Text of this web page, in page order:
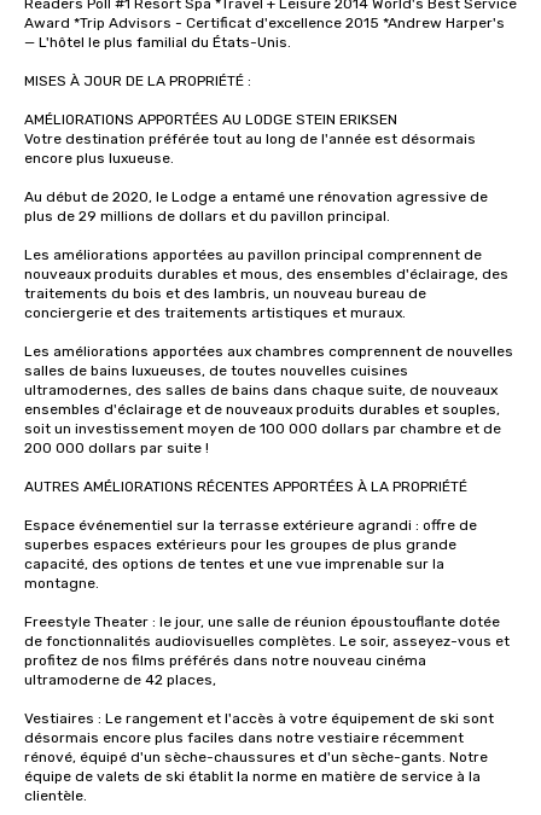
Readers Poll #1 Resort Spa *Travel + Leisure 2014 World's Best Service
Award *Trip Advisors - Certificat d'excellence 2015 *Andrew Harper's
— L'hôtel le plus familial du États-Unis.
MISES À JOUR DE LA PROPRIÉTÉ :
AMÉLIORATIONS APPORTÉES AU LODGE STEIN ERIKSEN
Votre destination préférée tout au long de l'année est désormais
encore plus luxueuse.
Au début de 2020, le Lodge a entamé une rénovation agressive de
plus de 29 millions de dollars et du pavillon principal.
Les améliorations apportées au pavillon principal comprennent de
nouveaux produits durables et mous, des ensembles d'éclairage, des
traitements du bois et des lambris, un nouveau bureau de
conciergerie et des traitements artistiques et muraux.
Les améliorations apportées aux chambres comprennent de nouvelles
salles de bains luxueuses, de toutes nouvelles cuisines
ultramodernes, des salles de bains dans chaque suite, de nouveaux
ensembles d'éclairage et de nouveaux produits durables et souples,
soit un investissement moyen de 100 000 dollars par chambre et de
200 000 dollars par suite !
AUTRES AMÉLIORATIONS RÉCENTES APPORTÉES À LA PROPRIÉTÉ
Espace événementiel sur la terrasse extérieure agrandi : offre de
superbes espaces extérieurs pour les groupes de plus grande
capacité, des options de tentes et une vue imprenable sur la
montagne.
Freestyle Theater : le jour, une salle de réunion époustouflante dotée
de fonctionnalités audiovisuelles complètes. Le soir, asseyez-vous et
profitez de nos films préférés dans notre nouveau cinéma
ultramoderne de 42 places,
Vestiaires : Le rangement et l'accès à votre équipement de ski sont
désormais encore plus faciles dans notre vestiaire récemment
rénové, équipé d'un sèche-chaussures et d'un sèche-gants. Notre
équipe de valets de ski établit la norme en matière de service à la
clientèle.